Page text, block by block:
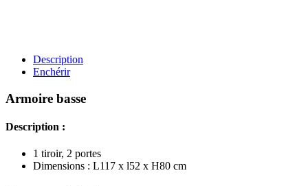
Description
Enchérir
Armoire basse
Description :
1 tiroir, 2 portes
Dimensions : L117 x l52 x H80 cm